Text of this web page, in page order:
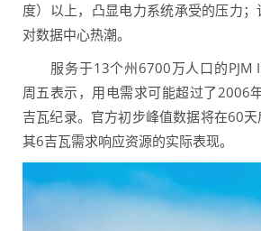
度）以上，凸显电力系统承受的压力
对数据中心热潮。
服务于13个州6700万人口的PJM
周五表示，用电需求可能超过了2006
吉瓦纪录。官方初步峰值数据将在60
其6吉瓦需求响应资源的实际表现。